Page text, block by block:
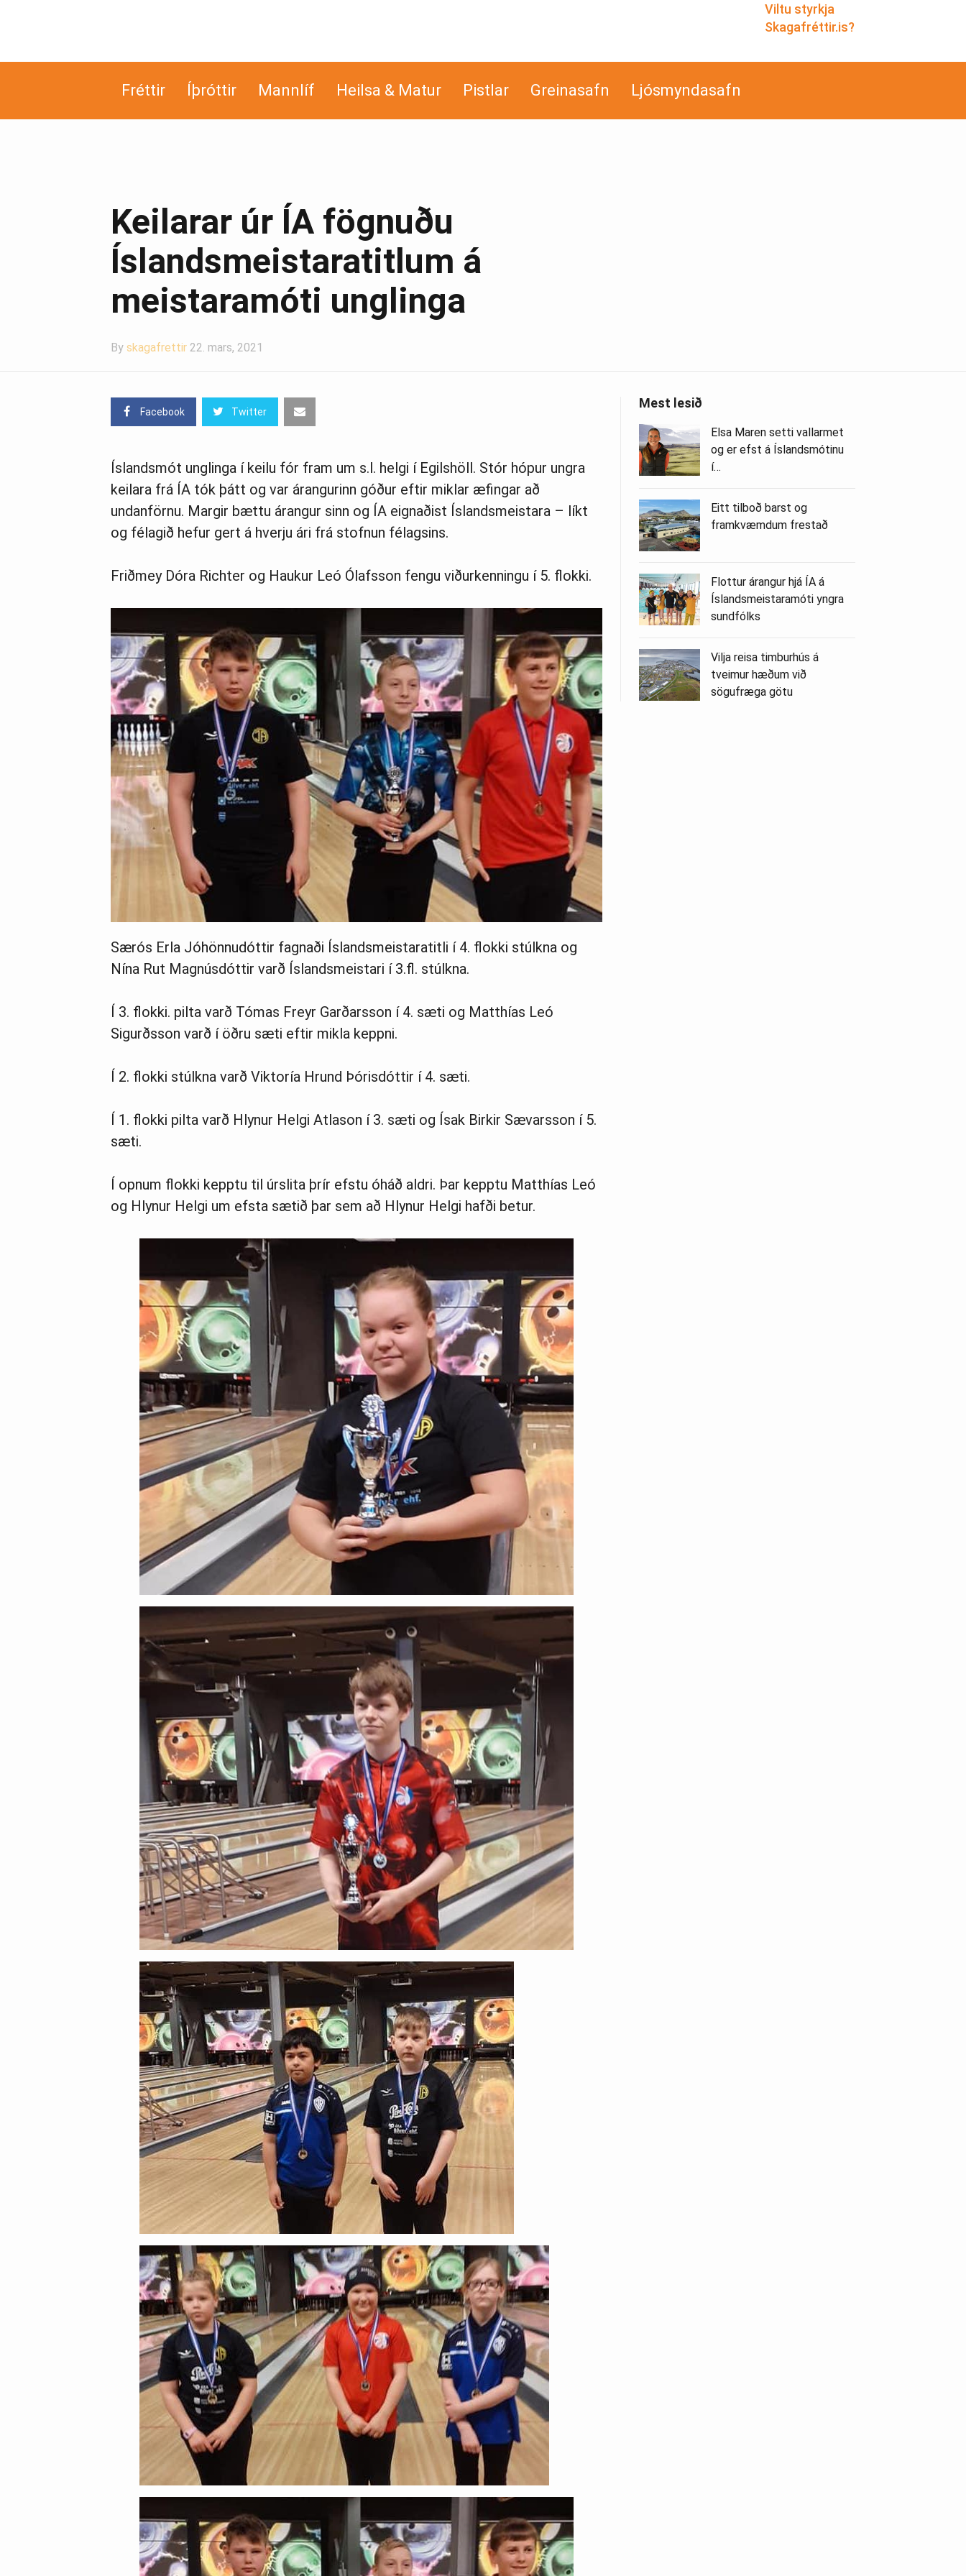
Viltu styrkja
Skagafréttir.is?
Fréttir Íþróttir Mannlíf Heilsa & Matur Pistlar Greinasafn Ljósmyndasafn
Keilarar úr ÍA fögnuðu
Íslandsmeistaratitlum á
meistaramóti unglinga
By skagafrettir 22. mars, 2021
Facebook Twitter
Íslandsmót unglinga í keilu fór fram um s.l. helgi í Egilshöll. Stór hópur ungra
keilara frá ÍA tók þátt og var árangurinn góður eftir miklar æfingar að
undanförnu. Margir bættu árangur sinn og ÍA eignaðist Íslandsmeistara – líkt
og félagið hefur gert á hverju ári frá stofnun félagsins.
Friðmey Dóra Richter og Haukur Leó Ólafsson fengu viðurkenningu í 5. flokki.
Særós Erla Jóhönnudóttir fagnaði Íslandsmeistaratitli í 4. flokki stúlkna og
Nína Rut Magnúsdóttir varð Íslandsmeistari í 3.fl. stúlkna.
Í 3. flokki. pilta varð Tómas Freyr Garðarsson í 4. sæti og Matthías Leó
Sigurðsson varð í öðru sæti eftir mikla keppni.
Í 2. flokki stúlkna varð Viktoría Hrund Þórisdóttir í 4. sæti.
Í 1. flokki pilta varð Hlynur Helgi Atlason í 3. sæti og Ísak Birkir Sævarsson í 5.
sæti.
Í opnum flokki kepptu til úrslita þrír efstu óháð aldri. Þar kepptu Matthías Leó
og Hlynur Helgi um efsta sætið þar sem að Hlynur Helgi hafði betur.
Mest lesið
Elsa Maren setti vallarmet
og er efst á Íslandsmótinu
í…
Eitt tilboð barst og
framkvæmdum frestað
Flottur árangur hjá ÍA á
Íslandsmeistaramóti yngra
sundfólks
Vilja reisa timburhús á
tveimur hæðum við
sögufræga götu